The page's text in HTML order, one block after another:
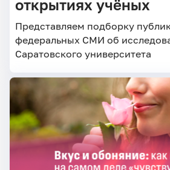
открытиях учёных
Представляем подборку
федеральных СМИ об
Саратовского университета